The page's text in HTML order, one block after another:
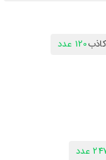
120 عدد
عدد